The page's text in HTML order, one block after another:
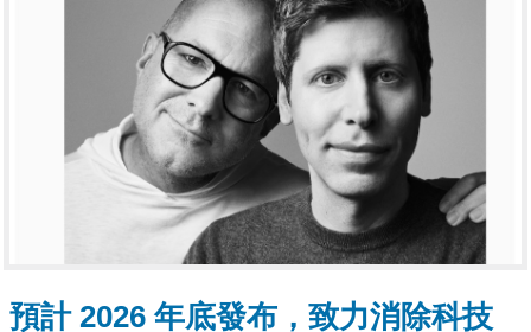
預計 2026 年底發布，致力消除科技